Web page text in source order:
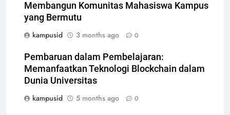
Membangun Komunitas Mahasiswa Kampus
yang Bermutu
kampusid
3 months ago 0
Pembaruan dalam Pembelajaran:
Memanfaatkan Teknologi Blockchain dalam
Dunia Universitas
kampusid
5 months ago 0